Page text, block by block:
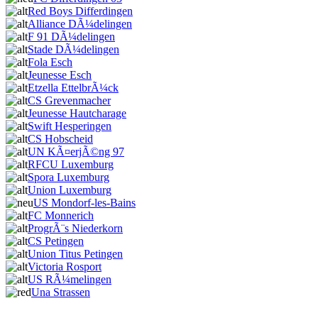
Red Boys Differdingen
Alliance DÃ¼delingen
F 91 DÃ¼delingen
Stade DÃ¼delingen
Fola Esch
Jeunesse Esch
Etzella EttelbrÃ¼ck
CS Grevenmacher
Jeunesse Hautcharage
Swift Hesperingen
CS Hobscheid
UN KÃ¤erjÃ©ng 97
RFCU Luxemburg
Spora Luxemburg
Union Luxemburg
US Mondorf-les-Bains
FC Monnerich
ProgrÃ¨s Niederkorn
CS Petingen
Union Titus Petingen
Victoria Rosport
US RÃ¼melingen
Una Strassen